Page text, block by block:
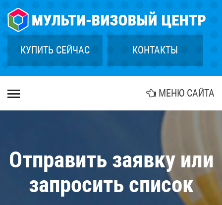
КУПИТЬ СЕЙЧАС КОНТАКТЫ
ГЛАВНАЯ
СТРАХОВАНИЕ
ГРИН КАРТА
КУПИТЬ ТУР
БИОМЕТРИЯ МЕНЮ САЙТА
×
Отправить заявку или
запросить список